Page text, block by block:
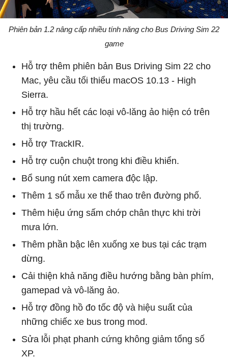
Phiên bản 1.2 nâng cấp nhiều tính năng cho Bus Driving Sim 22
game
Hỗ trợ thêm phiên bản Bus Driving Sim 22 cho
Mac, yêu cầu tối thiểu macOS 10.13 - High
Sierra.
Hỗ trợ hầu hết các loại vô-lăng ảo hiện có trên
thị trường.
Hỗ trợ TrackIR.
Hỗ trợ cuộn chuột trong khi điều khiển.
Bổ sung nút xem camera độc lập.
Thêm 1 số mẫu xe thể thao trên đường phố.
Thêm hiệu ứng sấm chớp chân thực khi trời
mưa lớn.
Thêm phần bậc lên xuống xe bus tại các trạm
dừng.
Cải thiện khả năng điều hướng bằng bàn phím,
gamepad và vô-lăng ảo.
Hỗ trợ đồng hồ đo tốc độ và hiệu suất của
những chiếc xe bus trong mod.
Sửa lỗi phạt phanh cứng không giảm tổng số
XP.